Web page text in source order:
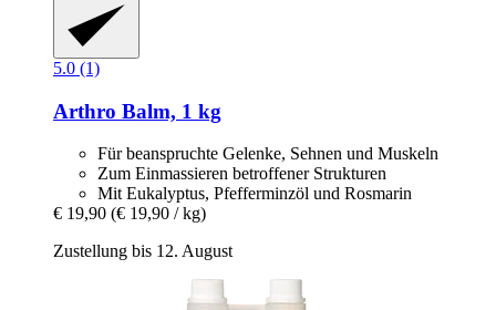
5.0 (1)
Arthro Balm, 1 kg
Für beanspruchte Gelenke, Sehnen und Muskeln
Zum Einmassieren betroffener Strukturen
Mit Eukalyptus, Pfefferminzöl und Rosmarin
€ 19,90 (€ 19,90 / kg)
Zustellung bis 12. August